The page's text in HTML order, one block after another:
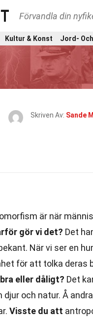
Förvandla din
Kultur & Konst Jord-
Skriven Av: Sande
är när
gör vi det? Det
När vi ser en
för att tolka deras
eller dåligt? Det
djur och natur. Å
Visste du att